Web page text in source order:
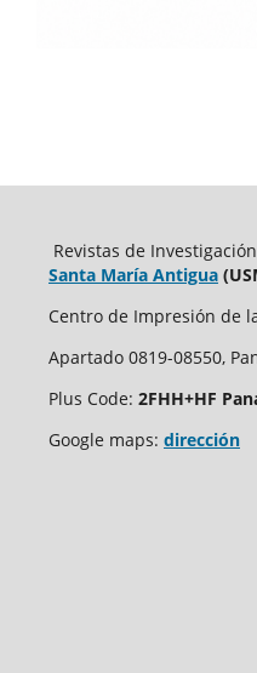
Revistas de
Santa María Antigua
Centro de Impresión de
Apartado 0819-08550,
Plus Code: 2FHH+HF
Google maps: dirección